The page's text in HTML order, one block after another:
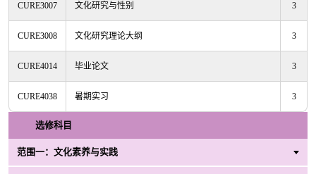
CURE3007 文化研究与性别 3
CURE3008 文化研究理论大纲 3
CURE4014 毕业论文 3
CURE4038 暑期实习 3
选修科目
范围一：文化素养与实践